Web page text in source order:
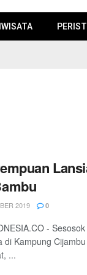
2019 0
-
di Kampung
...